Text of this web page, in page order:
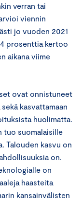
verran tai
viennin
jo vuoden 2021
prosenttia kertoo
aikana viime
ovat onnistuneet
kasvattamaan
huolimatta.
tuo suomalaisille
Talouden kasvu on
on.
on
haasteita
kansainvälisten